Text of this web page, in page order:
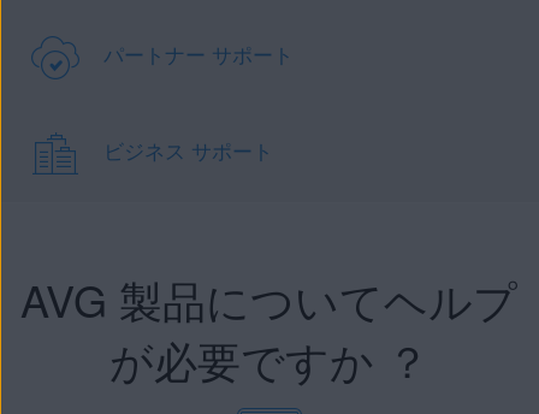
パートナー サポート
ビジネス サポート
AVG 製品についてヘルプ
が必要ですか ？